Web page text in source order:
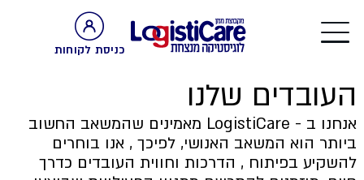
כניסת לקוחות
העובדים שלנו
אנחנו ב - LogistiCare מאמינים שהמשאב החשוב
ביותר הוא המשאב האנושי, לפיכך , אנו בוחרים
להשקיע בפיתוח , הדרכות וחווית העובדים כדרך